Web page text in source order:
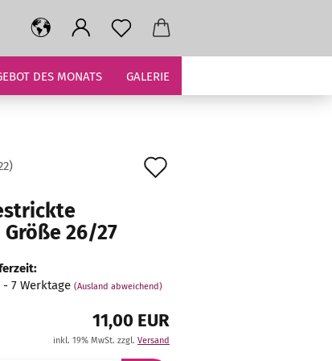
DES MONATS GALERIE
)
Größe 26/27
- 7 Werktage (Ausland abweichend)
11,00 EUR
inkl. 19% MwSt. zzgl. Versand